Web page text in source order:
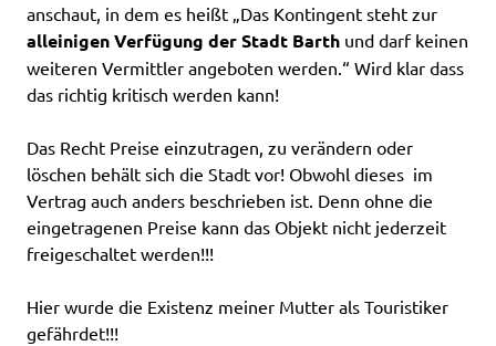
anschaut, in dem es heißt „Das Kontingent steht zur
alleinigen Verfügung der Stadt Barth und darf keinen
weiteren Vermittler angeboten werden.“ Wird klar dass
das richtig kritisch werden kann!
Das Recht Preise einzutragen, zu verändern oder
löschen behält sich die Stadt vor! Obwohl dieses im
Vertrag auch anders beschrieben ist. Denn ohne die
eingetragenen Preise kann das Objekt nicht jederzeit
freigeschaltet werden!!!
Hier wurde die Existenz meiner Mutter als Touristiker
gefährdet!!!